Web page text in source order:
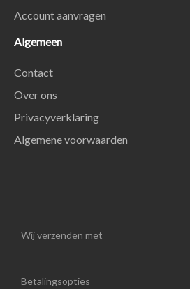
Account aanvragen
Algemeen
Contact
Over ons
Privacyverklaring
Algemene voorwaarden
Wij verzenden met
Betalingsopties